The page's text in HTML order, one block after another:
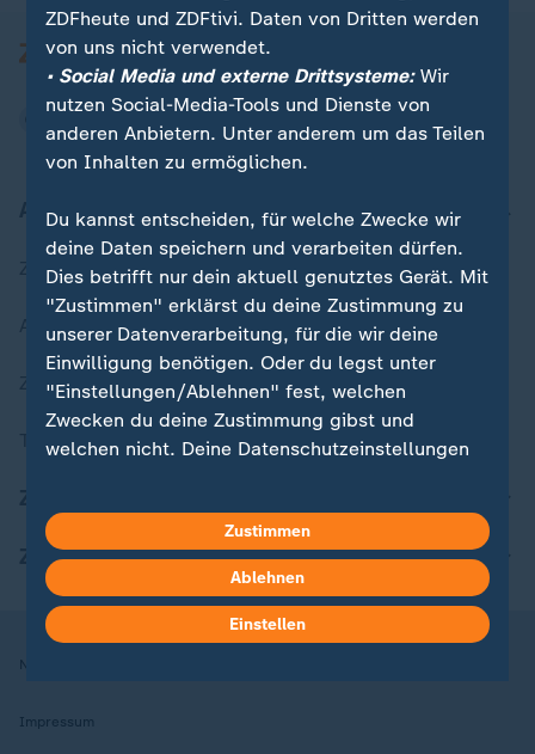
Aktuell bei ZDFheute
Zuletzt veröffentlicht
Aktuelle Sendungs-Videos
ZDFheute Stories
Themen im Überblick
ZDFheute Apps
Nutzungsbedingungen
Impressum
ZDFheute und ZDFtivi. Daten von Dritten werden
von uns nicht verwendet.
• Social Media und externe Drittsysteme:Wir
nutzen Social-Media-Tools und Dienste von
anderen Anbietern. Unter anderem um das Teilen
von Inhalten zu ermöglichen.
Du kannst entscheiden, für welche Zwecke wir
deine Daten speichern und verarbeiten dürfen.
Dies betrifft nur dein aktuell genutztes Gerät. Mit
"Zustimmen" erklärst du deine Zustimmung zu
unserer Datenverarbeitung, für die wir deine
Einwilligung benötigen. Oder du legst unter
"Einstellungen/Ablehnen" fest, welchen
Zwecken du deine Zustimmung gibst und
welchen nicht. Deine Datenschutzeinstellungen
Hier findest du das Impressum.
Weitere Informationen findest du in unserer
Datenschutzerklärung.
Zustimmen
Ablehnen
Einstellen